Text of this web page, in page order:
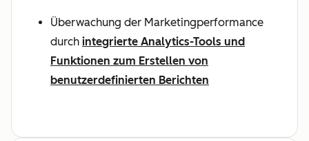
Überwachung der Marketingperformance
durch integrierte Analytics-Tools und
Funktionen zum Erstellen von
benutzerdefinierten Berichten